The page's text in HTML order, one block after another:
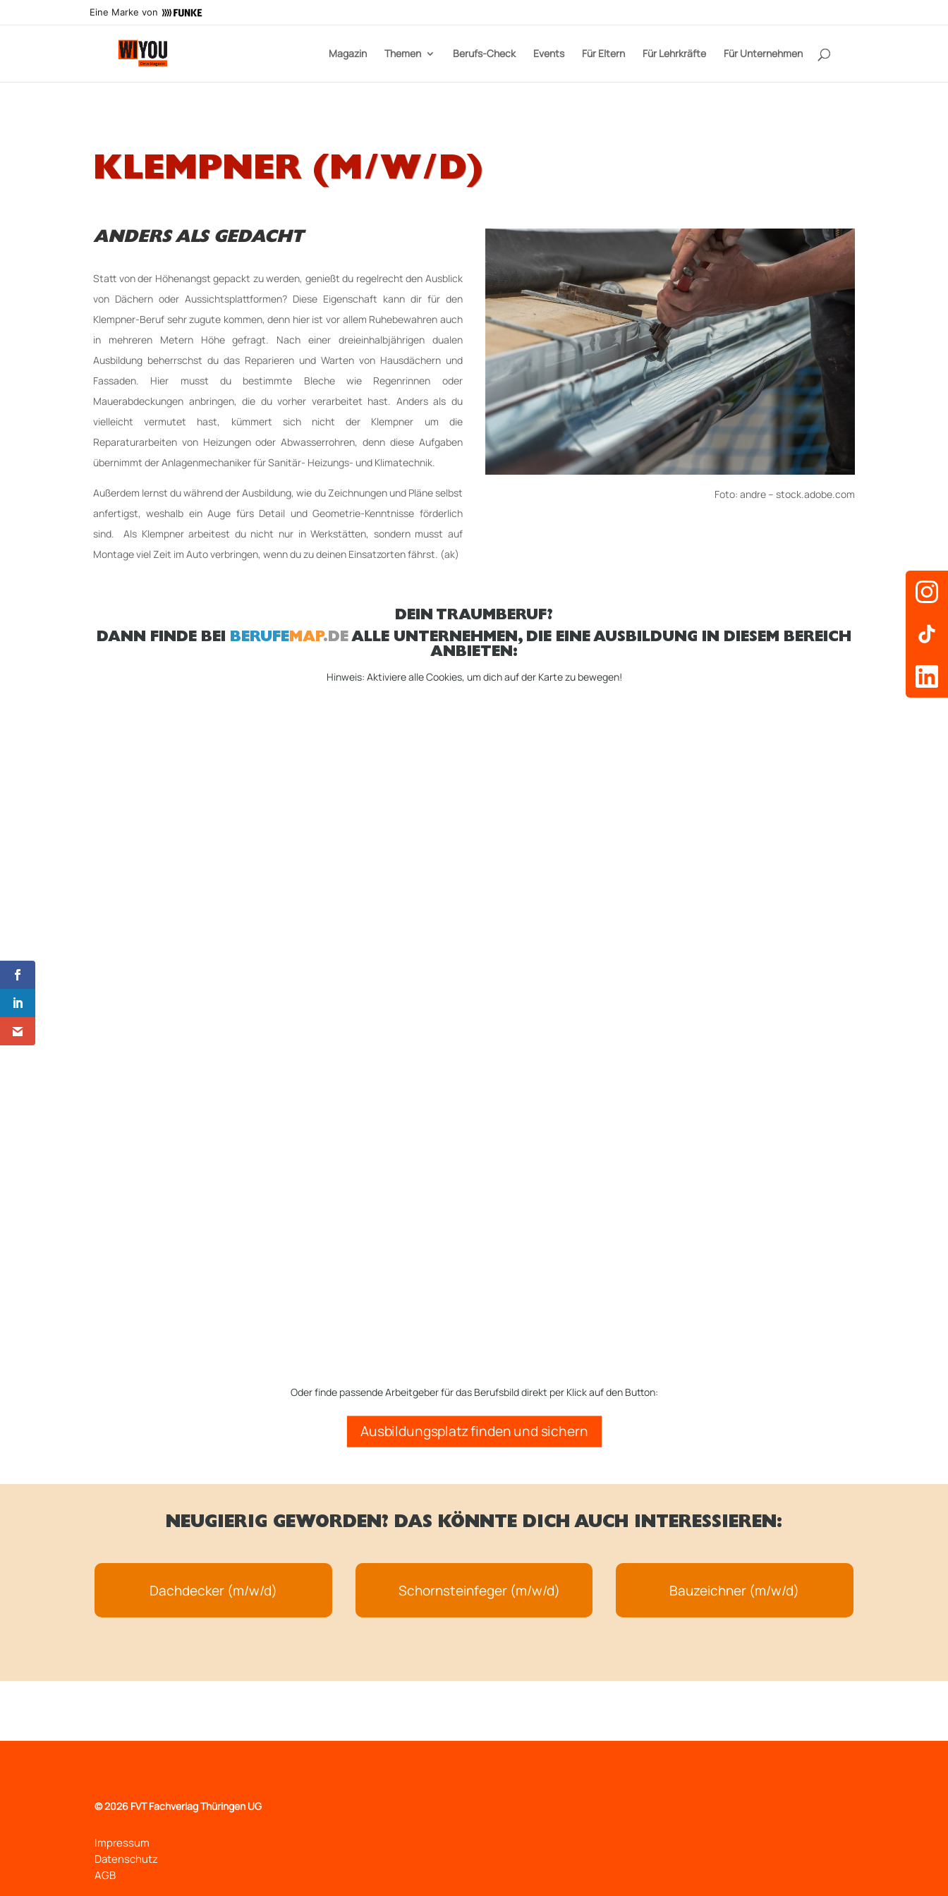
Eine Marke von
Magazin Themen Berufs-Check Events Für Eltern Für Lehrkräfte Für Unternehmen
KLEMPNER (M/W/D)
ANDERS ALS GEDACHT
Statt von der Höhenangst gepackt zu werden, genießt du regelrecht den Ausblick
von Dächern oder Aussichtsplattformen? Diese Eigenschaft kann dir für den
Klempner-Beruf sehr zugute kommen, denn hier ist vor allem Ruhebewahren auch
in mehreren Metern Höhe gefragt. Nach einer dreieinhalbjährigen dualen
Ausbildung beherrschst du das Reparieren und Warten von Hausdächern und
Fassaden. Hier musst du bestimmte Bleche wie Regenrinnen oder
Mauerabdeckungen anbringen, die du vorher verarbeitet hast. Anders als du
vielleicht vermutet hast, kümmert sich nicht der Klempner um die
Reparaturarbeiten von Heizungen oder Abwasserrohren, denn diese Aufgaben
übernimmt der Anlagenmechaniker für Sanitär- Heizungs- und Klimatechnik.
Außerdem lernst du während der Ausbildung, wie du Zeichnungen und Pläne selbst
anfertigst, weshalb ein Auge fürs Detail und Geometrie-Kenntnisse förderlich
sind. Als Klempner arbeitest du nicht nur in Werkstätten, sondern musst auf
Montage viel Zeit im Auto verbringen, wenn du zu deinen Einsatzorten fährst. (ak)
Foto: andre – stock.adobe.com
DEIN TRAUMBERUF?
DANN FINDE BEI BERUFEMAP.DEALLE UNTERNEHMEN, DIE EINE AUSBILDUNG IN DIESEM BEREICH
ANBIETEN:
Hinweis: Aktiviere alle Cookies, um dich auf der Karte zu bewegen!
Oder finde passende Arbeitgeber für das Berufsbild direkt per Klick auf den Button:
Ausbildungsplatz finden und sichern
NEUGIERIG GEWORDEN? DAS KÖNNTE DICH AUCH INTERESSIEREN:
Dachdecker (m/w/d) Schornsteinfeger (m/w/d) Bauzeichner (m/w/d)
©2026 FVT Fachverlag Thüringen UG
Impressum
Datenschutz
AGB